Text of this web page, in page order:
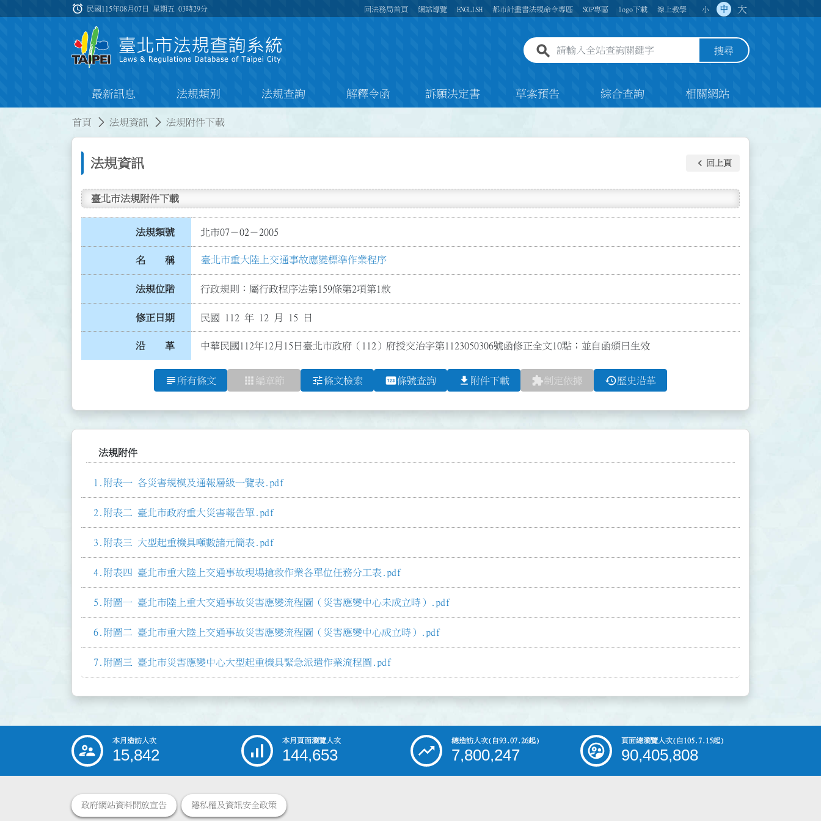
:::
alarm 民國115年08月07日 星期五03時29分 回法務局首頁 網站導覽 ENGLISH 都市計畫書法規命令專區 SOP專區 logo下載 線上教學 小 中 大
全站查詢關鍵字欄位 搜尋
最新訊息 法規類別 法規查詢 解釋令函 訴願決定書 草案預告 綜合查詢 相關網站
首頁 法規資訊 法規附件下載
法規資訊 keyboard_arrow_left 回上頁
臺北市法規附件下載
法規類號 北市07－02－2005
名 稱 臺北市重大陸上交通事故應變標準作業程序
法規位階 行政規則：屬行政程序法第159條第2項第1款
修正日期 民國 112 年 12 月 15 日
沿 革 中華民國112年12月15日臺北市政府（112）府授交治字第1123050306號函修正全文10點；並自函頒日生效
subject 所有條文 apps 編章節 tune條文檢索 pin條號查詢 file_download 附件下載 extension制定依據 history歷史沿革
法規附件
附表一 各災害規模及通報層級一覽表.pdf
附表二 臺北市政府重大災害報告單.pdf
附表三 大型起重機具噸數諸元簡表.pdf
附表四 臺北市重大陸上交通事故現場搶救作業各單位任務分工表.pdf
附圖一 臺北市陸上重大交通事故災害應變流程圖（災害應變中心未成立時）.pdf
附圖二 臺北市重大陸上交通事故災害應變流程圖（災害應變中心成立時）.pdf
附圖三 臺北市災害應變中心大型起重機具緊急派遣作業流程圖.pdf
::: 本月造訪人次
15,842
本月頁面瀏覽人次
144,653
總造訪人次(自93.07.26起)
7,800,247
頁面總瀏覽人次(自105.7.15起)
90,405,808
政府網站資料開放宣告 隱私權及資訊安全政策